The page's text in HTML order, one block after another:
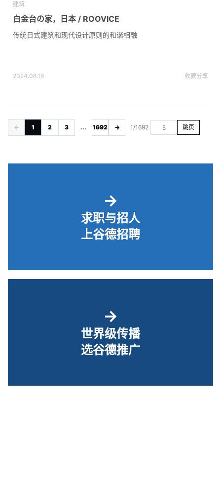
建筑
白金台の家，日本 / ROOVICE
传统日式建筑和现代设计原则的和谐相融
2024.08.16 收藏分享
← 1 2 3 ... 1692 → 1/1692 跳页
→
求职与招人
上谷德招聘
→
世界级传播
选谷德推广